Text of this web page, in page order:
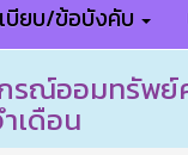
บียบ/ข้อบังคับ
รณ์ออมทรัพย์
เดือน